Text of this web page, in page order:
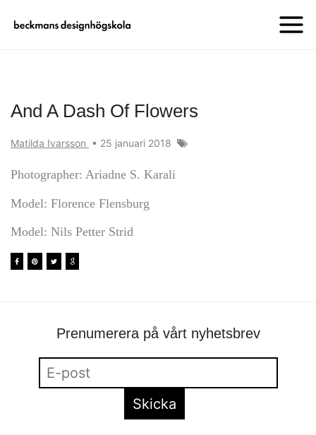
And A Dash Of Flowers
Matilda Ivarsson • 25 januari 2018
Photographer: Ariadne S. Karali
Model: Florence Flensburg
Model: Nils Petter Strid
Prenumerera på vårt nyhetsbrev